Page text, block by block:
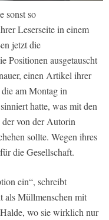
sonst so
Leserseite in einem
jetzt die
Positionen ausgetauscht
einen Artikel ihrer
am Montag in
hatte, was mit den
der von der Autorin
sollte. Wegen ihres
die Gesellschaft.
ein“, schreibt
als Müllmenschen mit
wo sie wirklich nur